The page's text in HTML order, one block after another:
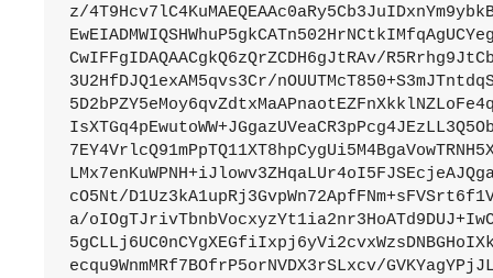
z/
CwIFFgIDAQAACgkQ6zQrZCDH6gJtRAv/
3U2HfDJQ1exAM5qvs3Cr/
cO5Nt/
a/
ecqu9WnmMRf7BOfrP5orNVDX3rSLxcv/